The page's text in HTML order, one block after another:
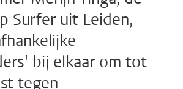
Surfer uit Leiden,
bij elkaar om tot
tegen